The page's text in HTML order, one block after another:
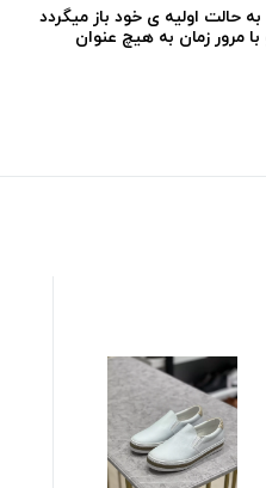
حالت اولیه ی خود باز میگردد
مرور زمان به هیچ عنوان